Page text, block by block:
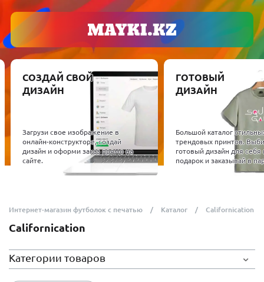
СОЗДАЙ СВОЙ
ДИЗАЙН
Загрузи свое изображение в
онлайн-конструкторе, создай
дизайн и оформи заказ прямо на
сайте.
ГОТОВЫЙ
ДИЗАЙН
Большой каталог
трендовых принтов.
готовый дизайн для себя
подарок и заказывай в
Интернет-магазин футболок с печатью Каталог Californication
Californication
Категории товаров